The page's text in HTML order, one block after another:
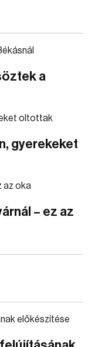
a
gyerekeket
– ez az